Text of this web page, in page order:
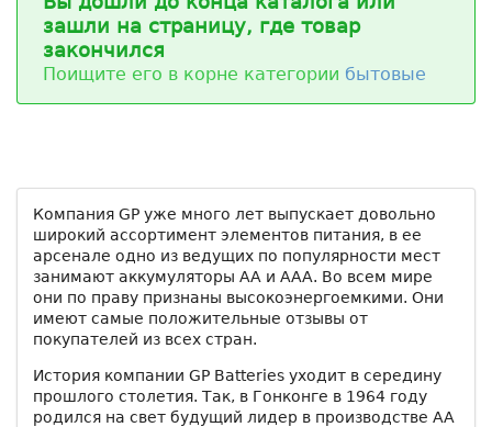
зашли на страницу, где товар
закончился
Поищите его в корне категории бытовые
Компания GP уже много лет выпускает довольно
широкий ассортимент элементов питания, в ее
арсенале одно из ведущих по популярности мест
занимают аккумуляторы АА и ААА. Во всем мире
они по праву признаны высокоэнергоемкими. Они
имеют самые положительные отзывы от
покупателей из всех стран.
История компании GP Batteries уходит в середину
прошлого столетия. Так, в Гонконге в 1964 году
родился на свет будущий лидер в производстве АА